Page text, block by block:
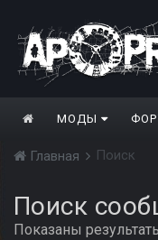
МОДЫ
Главная Поиск
Поиск
Показаны